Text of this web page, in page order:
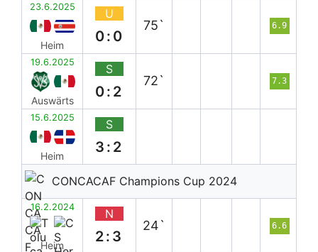
23.6.2025
Heim
U
0:0
75` 6.9
19.6.2025
Auswärts
S
0:2
72` 7.3
15.6.2025
Heim
S
3:2
CONCACAF Champions Cup 2024
16.2.2024
Heim
N
2:3
24` 6.6